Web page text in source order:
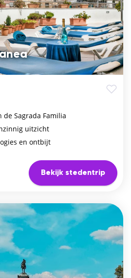
Sagrada Familia
uitzicht
en ontbijt
Bekijk stedentrip